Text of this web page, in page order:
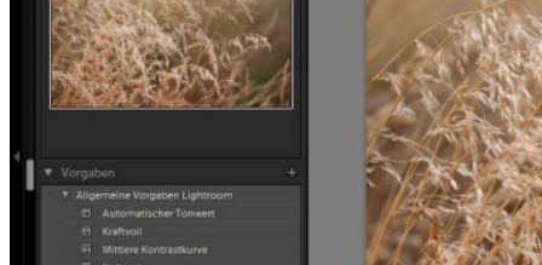
Weitere Fotoblogs
Über mich
Impressum
Datenschutz
TAG CLOUD